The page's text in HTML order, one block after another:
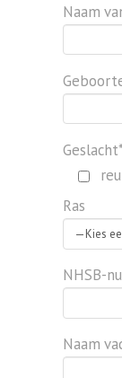
Naam
Geslacht*
reu
Ras
NHSB-
Naam